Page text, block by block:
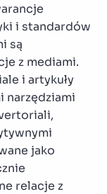
i standardów
są
z mediami.
i artykuły
narzędziami
jako
relacje z